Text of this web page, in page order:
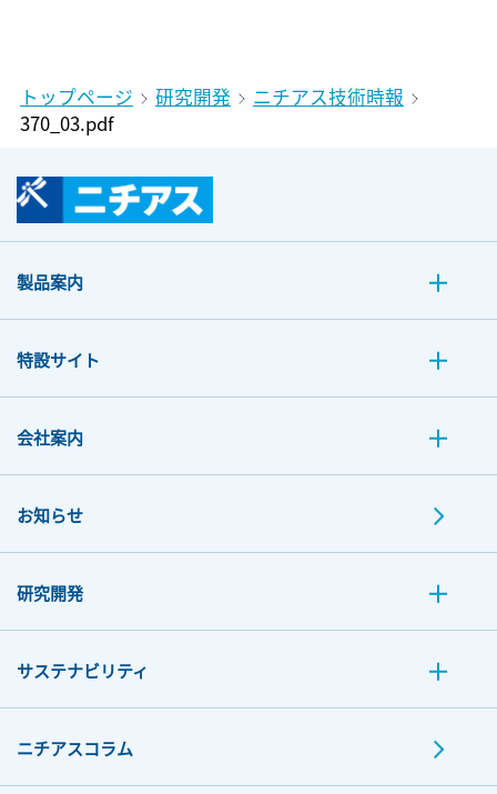
トップページ 研究開発
ニチアス技術時報
370_03.pdf
製品案内
特設サイト
会社案内
お知らせ
研究開発
サステナビリティ
ニチアスコラム